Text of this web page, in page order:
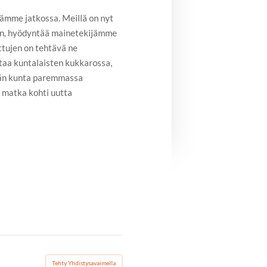
jatkossa. Meillä on nyt
hyödyntää mainetekijämme
on tehtävä ne
kuntalaisten kukkarossa,
kunta paremmassa
matka kohti uutta
Tehty Yhdistysavaimella